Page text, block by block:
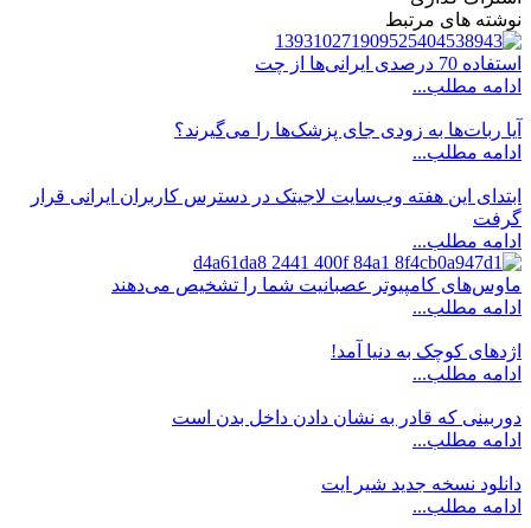
نوشته های مرتبط
استفاده 70 درصدی ایرانی‌ها از چت
ادامه مطلب...
آیا ربات‌ها به زودی جای پزشک‌ها را می‌گیرند؟
ادامه مطلب...
ابتدای این هفته وب‌سایت لاجیتک در دسترس کاربران ایرانی قرار
گرفت
ادامه مطلب...
ماوس‌های کامپیوتر عصبانیت شما را تشخیص می‌دهند
ادامه مطلب...
اژدهای کوچک به دنیا آمد!
ادامه مطلب...
دوربینی که قادر به نشان دادن داخل بدن است
ادامه مطلب...
دانلود نسخه جدید شیر ایت
ادامه مطلب...